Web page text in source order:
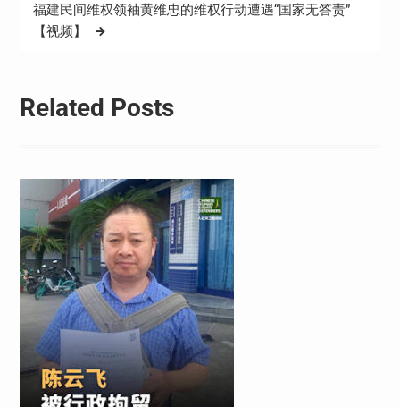
航福建民间维权领袖黄维忠的维权行动遭遇“国家无答责”
【视频】
Related Posts